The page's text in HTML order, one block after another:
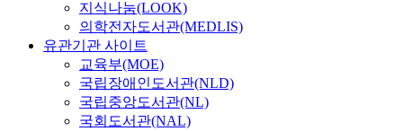
지식나눔(LOOK)
의학전자도서관(MEDLIS)
유관기관 사이트
교육부(MOE)
국립장애인도서관(NLD)
국립중앙도서관(NL)
국회도서관(NAL)